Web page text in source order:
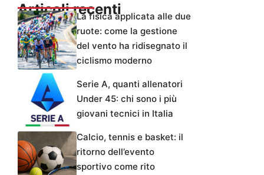
Articoli recentiLa fisica applicata alle due
ruote: come la gestione
del vento ha ridisegnato il
ciclismo moderno
Serie A, quanti allenatori
Under 45: chi sono i più
giovani tecnici in Italia
Calcio, tennis e basket: il
ritorno dell’evento
sportivo come rito